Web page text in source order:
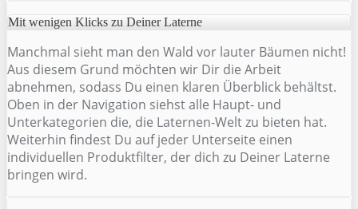
Mit wenigen Klicks zu Deiner Laterne
Manchmal sieht man den Wald vor lauter Bäumen nicht!
Aus diesem Grund möchten wir Dir die Arbeit
abnehmen, sodass Du einen klaren Überblick behältst.
Oben in der Navigation siehst alle Haupt- und
Unterkategorien die, die Laternen-Welt zu bieten hat.
Weiterhin findest Du auf jeder Unterseite einen
individuellen Produktfilter, der dich zu Deiner Laterne
bringen wird.